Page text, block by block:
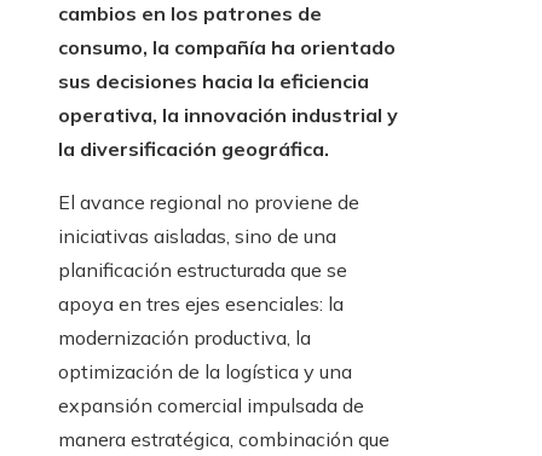
cambios en los patrones de
consumo, la compañía ha orientado
sus decisiones hacia la eficiencia
operativa, la innovación industrial y
la diversificación geográfica.
El avance regional no proviene de
iniciativas aisladas, sino de una
planificación estructurada que se
apoya en tres ejes esenciales: la
modernización productiva, la
optimización de la logística y una
expansión comercial impulsada de
manera estratégica, combinación que